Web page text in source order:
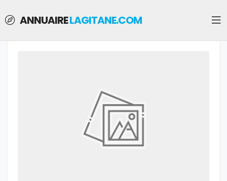
ANNUAIRELAGITANE.COM